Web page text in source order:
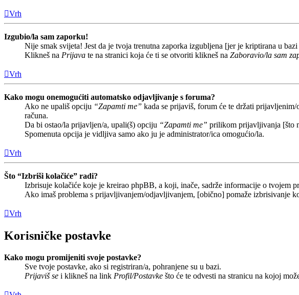
Vrh
Izgubio/la sam zaporku!
Nije smak svijeta! Jest da je tvoja trenutna zaporka izgubljena [jer je kriptirana u
Klikneš na Prijava te na stranici koja će ti se otvoriti klikneš na Zaboravio/la sam
Vrh
Kako mogu onemogućiti automatsko odjavljivanje s foruma?
Ako ne upališ opciju “Zapamti me” kada se prijaviš, forum će te držati
računa.
Da bi ostao/la prijavljen/a, upali(š) opciju “Zapamti me” prilikom prijavljivanja [što
Spomenuta opcija je vidljiva samo ako ju je administrator/ica omogućio/la.
Vrh
Što “Izbriši kolačiće” radi?
Izbrisuje kolačiće koje je kreirao phpBB, a koji, inače, sadrže informacije o tvojem
Ako imaš problema s prijavljivanjem/odjavljivanjem, [obično] pomaže izbrisivanje
Vrh
Korisničke postavke
Kako mogu promijeniti svoje postavke?
Sve tvoje postavke, ako si registriran/a, pohranjene su u bazi.
Prijaviš se i klikneš na link Profil/Postavke što će te odvesti na stranicu na kojoj